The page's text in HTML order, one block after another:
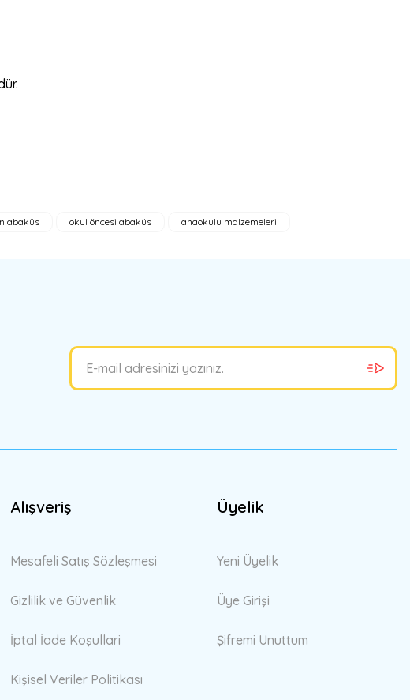
abaküs okul öncesi abaküs
anaokulu malzemeleri
Alışveriş
Mesafeli Satış Sözleşmesi
Gizlilik ve Güvenlik
İptal İade Koşullari
Kişisel Veriler Politikası
Üyelik
Yeni Üyelik
Üye Girişi
Şifremi Unuttum